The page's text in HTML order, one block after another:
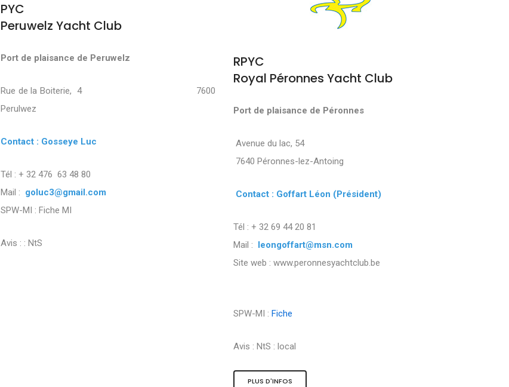
PYC
Peruwelz Yacht Club
Port de plaisance de Peruwelz
Rue de la Boiterie, 4 7600
Perulwez
Contact : Gosseye Luc
Tél : + 32 476 63 48 80
Mail : goluc3@gmail.com
SPW-MI : Fiche MI
Avis : : NtS
RPYC
Royal Péronnes Yacht Club
Port de plaisance de Péronnes
Avenue du lac, 54
7640 Péronnes-lez-Antoing
Contact : Goffart Léon (Président)
Tél : + 32 69 44 20 81
Mail : leongoffart@msn.com
Site web : www.peronnesyachtclub.be
SPW-MI : Fiche
Avis : NtS : local
PLUS D'INFOS